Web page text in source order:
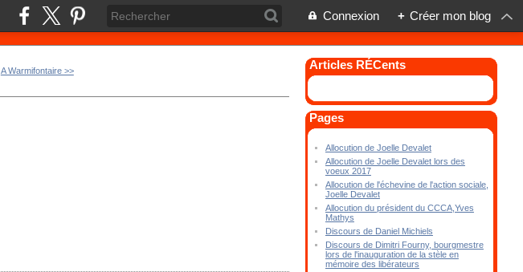
Connexion + Créer mon blog
A Warmifontaire >> Articles RÉCents
Pages
Allocution de Joelle Devalet
Allocution de Joelle Devalet lors des
voeux 2017
Allocution de l'échevine de l'action sociale,
Joelle Devalet
Allocution du président du CCCA,Yves
Mathys
Discours de Daniel Michiels
Discours de Dimitri Fourny, bourgmestre
lors de l'inauguration de la stèle en
mémoire des libérateurs